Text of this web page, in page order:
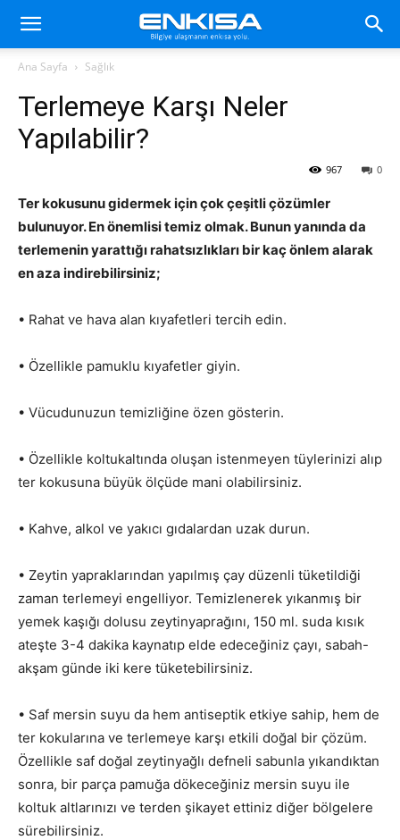
Ana Sayfa Sağlık
Terlemeye Karşı Neler
Yapılabilir?
0
967
Ter kokusunu gidermek için çok çeşitli çözümler
bulunuyor. En önemlisi temiz olmak. Bunun yanında da
terlemenin yarattığı rahatsızlıkları bir kaç önlem alarak
en aza indirebilirsiniz;
• Rahat ve hava alan kıyafetleri tercih edin.
• Özellikle pamuklu kıyafetler giyin.
• Vücudunuzun temizliğine özen gösterin.
• Özellikle koltukaltında oluşan istenmeyen tüylerinizi alıp
ter kokusuna büyük ölçüde mani olabilirsiniz.
• Kahve, alkol ve yakıcı gıdalardan uzak durun.
• Zeytin yapraklarından yapılmış çay düzenli tüketildiği
zaman terlemeyi engelliyor. Temizlenerek yıkanmış bir
yemek kaşığı dolusu zeytinyaprağını, 150 ml. suda kısık
ateşte 3-4 dakika kaynatıp elde edeceğiniz çayı, sabah-
akşam günde iki kere tüketebilirsiniz.
• Saf mersin suyu da hem antiseptik etkiye sahip, hem de
ter kokularına ve terlemeye karşı etkili doğal bir çözüm.
Özellikle saf doğal zeytinyağlı defneli sabunla yıkandıktan
sonra, bir parça pamuğa dökeceğiniz mersin suyu ile
koltuk altlarınızı ve terden şikayet ettiniz diğer bölgelere
sürebilirsiniz.